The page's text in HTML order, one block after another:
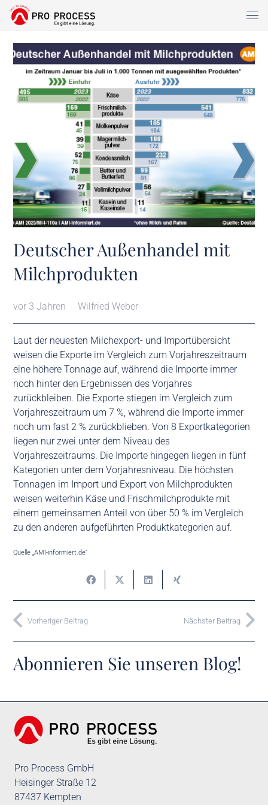
Deutscher Außenhandel mit
Milchprodukten
vor 3 Jahren Wilfried Weber
Laut der neuesten Milchexport- und Importübersicht
weisen die Exporte im Vergleich zum Vorjahreszeitraum
eine höhere Tonnage auf, während die Importe immer
noch hinter den Ergebnissen des Vorjahres
zurückbleiben. Die Exporte stiegen im Vergleich zum
Vorjahreszeitraum um 7 %, während die Importe immer
noch um fast 2 % zurückblieben. Von 8 Exportkategorien
liegen nur zwei unter dem Niveau des
Vorjahreszeitraums. Die Importe hingegen liegen in fünf
Kategorien unter dem Vorjahresniveau. Die höchsten
Tonnagen im Import und Export von Milchprodukten
weisen weiterhin Käse und Frischmilchprodukte mit
einem gemeinsamen Anteil von über 50 % im Vergleich
zu den anderen aufgeführten Produktkategorien auf.
Quelle „AMI-informiert.de“
Vorheriger Beitrag Nächster Beitrag
Abonnieren Sie unseren Blog!
Pro Process GmbH
Heisinger Straße 12
87437 Kempten